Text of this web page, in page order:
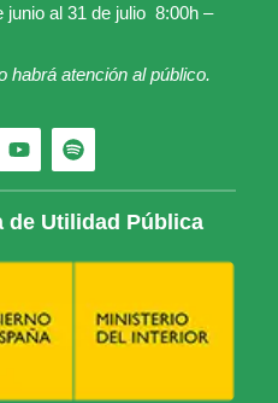
junio al 31 de julio 8:00h –
habrá atención al público.
de Utilidad Pública